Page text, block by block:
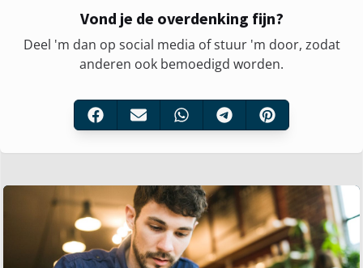
Vond je de overdenking fijn?
Deel 'm dan op social media of stuur 'm door, zodat
anderen ook bemoedigd worden.